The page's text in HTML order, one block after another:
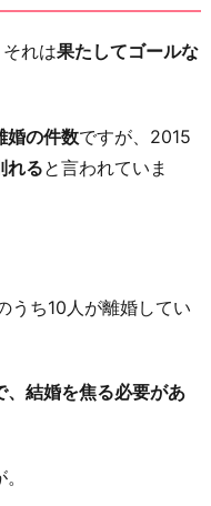
れは果たしてゴールな
婚の件数ですが、2015
れると言われていま
うち10人が離婚してい
、結婚を焦る必要があ